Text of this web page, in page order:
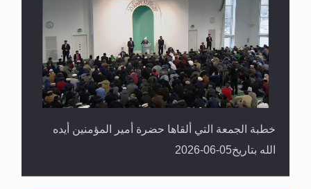
خطبة الجمعة التي ألقاها حضرة أمير المؤمنين أيده
الله بتاريخ05-06-2026